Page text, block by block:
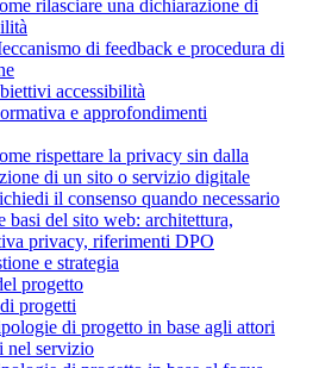
rilasciare una dichiarazione di
di feedback e procedura di
accessibilità
e approfondimenti
rispettare la privacy sin dalla
di un sito o servizio digitale
il consenso quando necessario
basi del sito web: architettura,
privacy, riferimenti DPO
e strategia
progetto
progetti
di progetto in base agli attori
nel servizio